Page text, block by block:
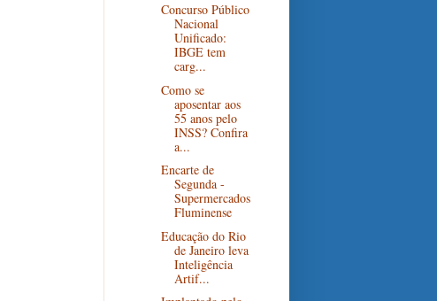
Concurso Público
Nacional
Unificado:
IBGE tem
carg...
Como se
aposentar aos
55 anos pelo
INSS? Confira
a...
Encarte de
Segunda -
Supermercados
Fluminense
Educação do Rio
de Janeiro leva
Inteligência
Artif...